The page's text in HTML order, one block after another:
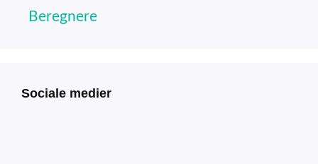
Beregnere
Sociale medier